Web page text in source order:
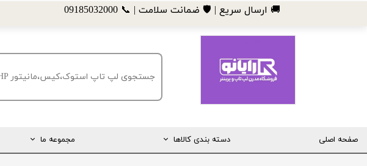
صفحه اصلی دسته بندی کالاها مجموعه ما
​🚚 ارسال سریع | 🛡️ ضمانت سلامت | 📞 09185032000